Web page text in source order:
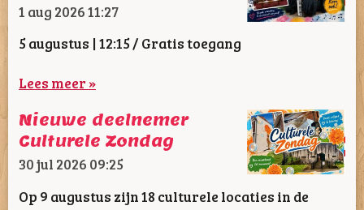
1 aug 202611:27
5 augustus | 12:15 / Gratis toegang
Lees meer »
Nieuwe deelnemer
Culturele Zondag
30 jul 2026 09:25
Op 9 augustus zijn 18 culturele locaties in de